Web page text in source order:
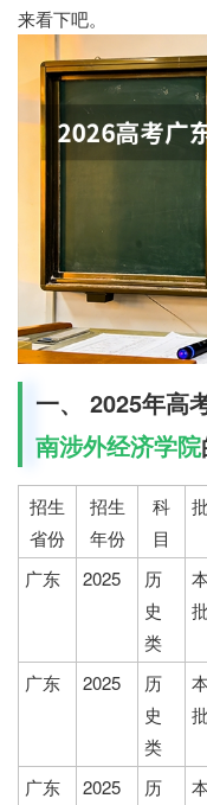
来看下吧。
一、 2025年高
南涉外经济学院
招生
省份
招生
年份
科
目
广东
2025
历
史
类
广东 2025
历
史
类
广东 2025
历